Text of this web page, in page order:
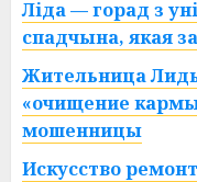
Ліда — горад з
спадчына, якая
Жительница
«очищение
мошенницы
Искусство